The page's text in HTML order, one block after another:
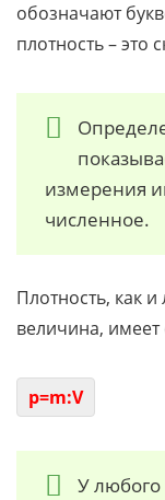
обозначают
плотность – это
измерения
численное.
Плотность, как
величина,
p=m:V
У любого